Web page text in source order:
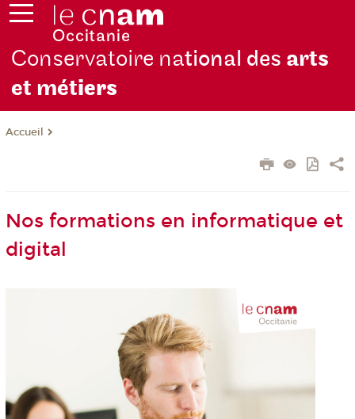
Conservatoire national des arts
et métiers
Accueil
Nos formations en informatique et
digital